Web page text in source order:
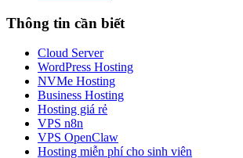
Thông tin cần biết
Cloud Server
WordPress Hosting
NVMe Hosting
Business Hosting
Hosting giá rẻ
VPS n8n
VPS OpenClaw
Hosting miễn phí cho sinh viên